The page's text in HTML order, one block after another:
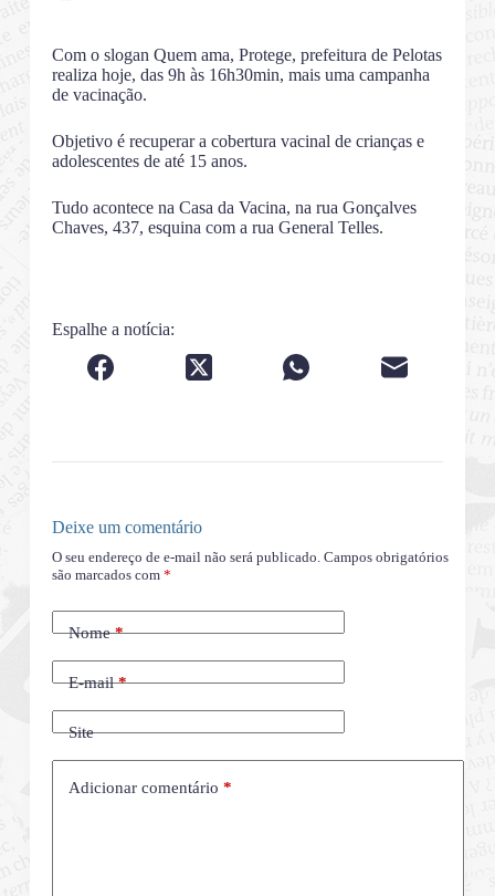
Com o slogan Quem ama, Protege, prefeitura de Pelotas
realiza hoje, das 9h às 16h30min, mais uma campanha
de vacinação.
Objetivo é recuperar a cobertura vacinal de crianças e
adolescentes de até 15 anos.
Tudo acontece na Casa da Vacina, na rua Gonçalves
Chaves, 437, esquina com a rua General Telles.
Espalhe a notícia:
Deixe um comentário
O seu endereço de e-mail não será publicado. Campos obrigatórios
são marcados com *
Nome*
E-mail*
Site
Adicionar comentário *